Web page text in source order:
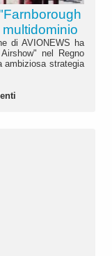
di AVIONEWS ha
nel Regno
ambiziosa strategia